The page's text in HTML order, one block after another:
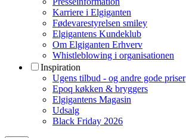
Karriere i Elgiganten
Fødevarestyrelsen smiley
Elgigantens Kundeklub
Om Elgiganten Erhverv
Whistleblowing i organisationen
Inspiration
Ugens tilbud - og andre gode priser
Epoq køkken & bryggers
Elgigantens Magasin
Udsalg
Black Friday 2026